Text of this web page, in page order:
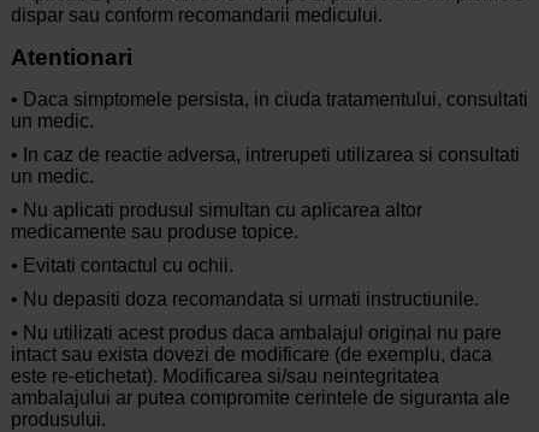
dispar sau conform recomandarii medicului.
Atentionari
• Daca simptomele persista, in ciuda tratamentului, consultati
un medic.
• In caz de reactie adversa, intrerupeti utilizarea si consultati
un medic.
• Nu aplicati produsul simultan cu aplicarea altor
medicamente sau produse topice.
• Evitati contactul cu ochii.
• Nu depasiti doza recomandata si urmati instructiunile.
• Nu utilizati acest produs daca ambalajul original nu pare
intact sau exista dovezi de modificare (de exemplu, daca
este re-etichetat). Modificarea si/sau neintegritatea
ambalajului ar putea compromite cerintele de siguranta ale
produsului.